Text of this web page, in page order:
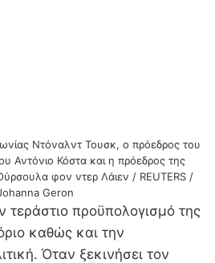
Ντόναλντ Τουσκ, ο πρόεδρος του
Αντόνιο Κόστα και η πρόεδρος της
φον ντερ Λάιεν / REUTERS /
Geron
τεράστιο προϋπολογισμό της
καθώς και την
Όταν ξεκινήσει τον